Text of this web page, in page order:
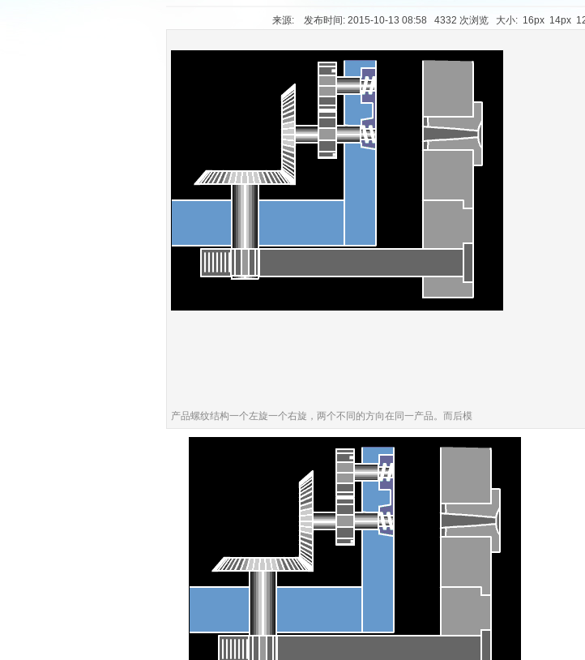
来源: 发布时间: 2015-10-13 08:58 4332 次浏览 大小: 16px 14px
产品螺纹结构一个左旋一个右旋，两个不同的方向在同一产品。而后模